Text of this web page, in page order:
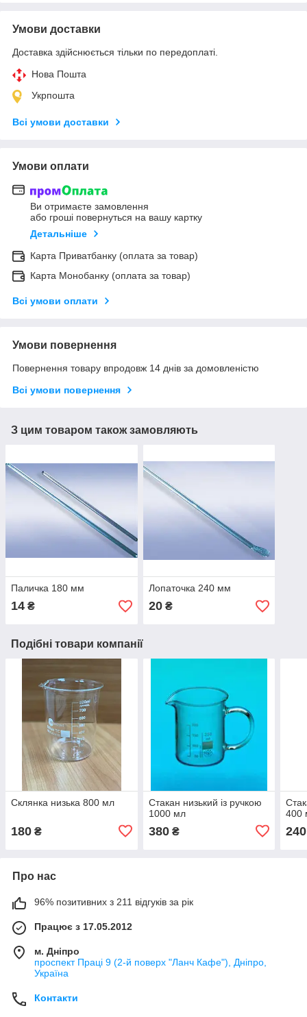
Умови доставки
Доставка здійснюється тільки по передоплаті.
Нова Пошта
Укрпошта
Всі умови доставки
Умови оплати
Ви отримаєте замовлення
або гроші повернуться на вашу картку
Детальніше
Карта Приватбанку (оплата за товар)
Карта Монобанку (оплата за товар)
Всі умови оплати
Умови повернення
Повернення товару впродовж 14 днів за домовленістю
Всі умови повернення
З цим товаром також замовляють
Паличка 180 мм
14 ₴
Лопаточка 240 мм
20₴
Подібні товари компанії
Склянка низька 800 мл
180 ₴
Стакан низький із ручкою
1000 мл
380₴
400
240
Про нас
96% позитивних з 211 відгуків за рік
Працює з 17.05.2012
м. Дніпро
проспект Праці 9 (2-й поверх "Ланч Кафе"), Дніпро,
Україна
Контакти